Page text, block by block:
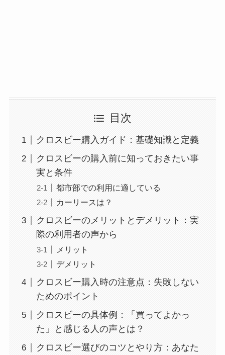
目次
クロスビー購入ガイド：基礎知識と定義
クロスビーの購入前に知っておきたい事
実と条件
都市部での利用に適している
カーリースは？
クロスビーのメリットとデメリット：実
際の利用者の声から
メリット
デメリット
クロスビー購入時の注意点：失敗しない
ためのポイント
クロスビーの具体例：「買ってよかっ
た」と感じる人の声とは？
クロスビー選びのコツとやり方：あなた